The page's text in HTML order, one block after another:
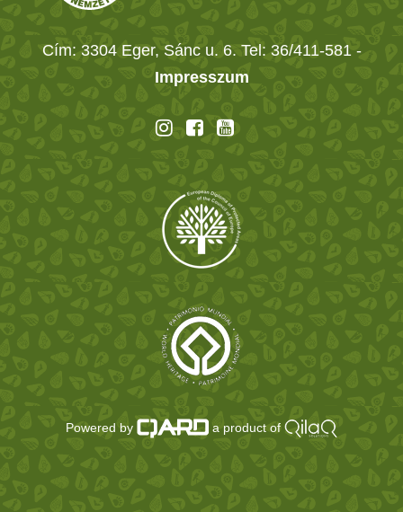
Cím: 3304 Eger, Sánc u. 6. Tel: 36/411-581 -
Impresszum
Powered by a product of